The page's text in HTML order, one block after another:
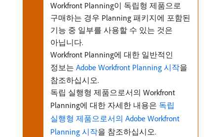
Workfront Planning이 독립형 제품으로
구매하는 경우 Planning 패키지에 포함된
기능 중 일부를 사용할 수 있는 것은
아닙니다.
Workfront Planning에 대한 일반적인
정보는 Adobe Workfront Planning 시작을
참조하십시오.
독립 실행형 제품으로서의 Workfront
Planning에 대한 자세한 내용은 독립
실행형 제품으로서의 Adobe Workfront
Planning 시작을 참조하십시오.